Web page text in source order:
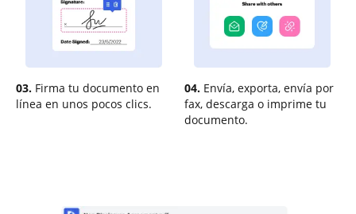
03. Firma tu documento en
línea en unos pocos clics.
04. Envía, exporta, envía por
fax, descarga o imprime tu
documento.